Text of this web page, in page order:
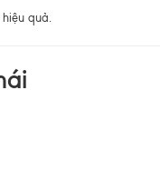
quả.